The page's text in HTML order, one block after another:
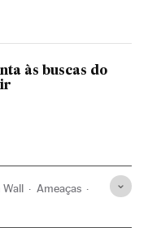
às buscas do
Wall Ameaças